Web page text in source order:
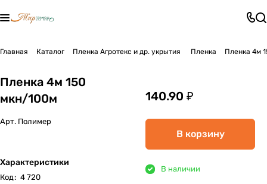
Главная Каталог Пленка Агротекс и др. укрытия Пленка Пленка 4м
Пленка 4м 150
мкн/100м
Арт. Полимер
Характеристики
Код: 4 720
140.90 ₽
В корзину
В наличии